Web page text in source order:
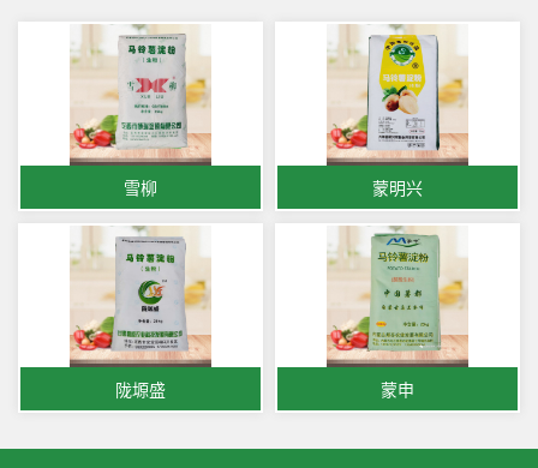
雪柳 蒙明兴
陇塬盛 蒙申